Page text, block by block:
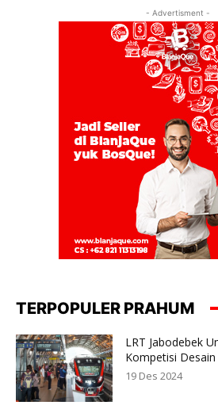
- Advertisment -
TERPOPULER PRAHUM
LRT Jabodebek
Kompetisi
19 Des 2024